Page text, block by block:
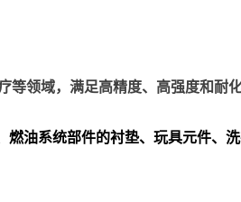
领域，满足高精度、高强度和耐化
燃油系统部件的衬垫、玩具元件、